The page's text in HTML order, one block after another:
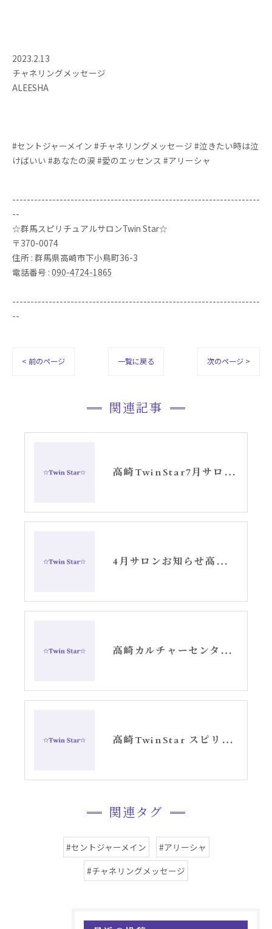
2023.2.13
チャネリングメッセージ
ALEESHA
#セントジャーメイン #チャネリングメッセージ #泣きたい時は泣
けばいい #あなたの涙 #愛のエッセンス #アリーシャ
--------------------------------------------------------------------
--
☆群馬スピリチュアルサロンTwin Star☆
〒370-0074
住所 : 群馬県高崎市下小鳥町36-3
電話番号 : 090-4724-1865
--------------------------------------------------------------------
--
< 前のページ 一覧に戻る 次のページ >
関連記事
高崎TwinStar7月サロンお知らせ
4月サロンお知らせ高崎TwinStar
高崎カルチャーセンター春エンジェルカード講座スタート
高崎TwinStar スピリチュアルサロン1月のお知らせ
関連タグ
#セントジャーメイン
#アリーシャ
#チャネリングメッセージ